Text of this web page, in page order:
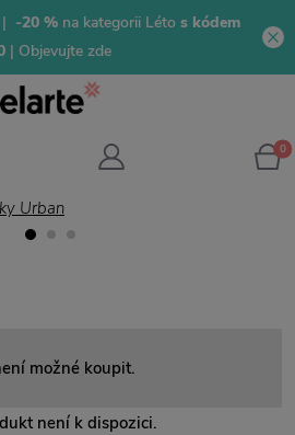
-20 % na kategorii Léto s kódem
| Objevujte zde
0
možné koupit.
není k dispozici.